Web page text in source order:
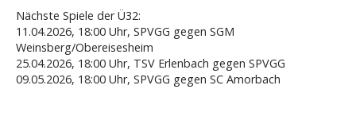
Nächste Spiele der Ü32:
11.04.2026, 18:00 Uhr, SPVGG gegen SGM
Weinsberg/Obereisesheim
25.04.2026, 18:00 Uhr, TSV Erlenbach gegen SPVGG
09.05.2026, 18:00 Uhr, SPVGG gegen SC Amorbach